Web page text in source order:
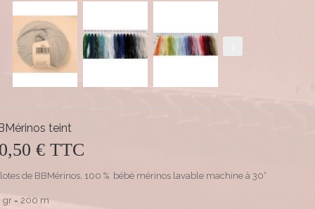
teint
€ TTC
de BBMérinos, 100 % bébé mérinos lavable machine à 30°
gr = 200 m